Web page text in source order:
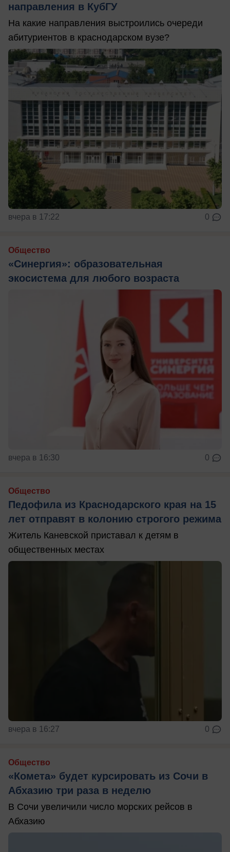
направления в КубГУ
На какие направления выстроились очереди
абитуриентов в краснодарском вузе?
вчера в 17:22 0
Общество
«Синергия»: образовательная
экосистема для любого возраста
вчера в 16:30 0
Общество
Педофила из Краснодарского края на 15
лет отправят в колонию строгого режима
Житель Каневской приставал к детям в
общественных местах
вчера в 16:27 0
Общество
«Комета» будет курсировать из Сочи в
Абхазию три раза в неделю
В Сочи увеличили число морских рейсов в
Абхазию